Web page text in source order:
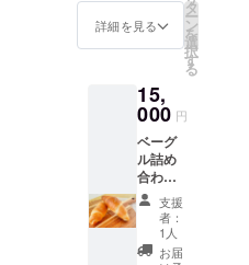
麦・乳
成分・
包する
商品に
変わり
ますの
で、同
梱する
ラベル
の記載
をご確
デリ 通
常営業
リンク
はメ
の一部
からし
か選べ
ません
が、チ
ケット
をお持
リュー
ムたっ
ト 内容
量：15
個入り
（1個あ
たり約
100g）
保存方
法：冷
凍保存
賞味期
詳細を見る
タ
ー
ン
を
選
択
す
る
15,
000 円
ベーグ
ル詰め
合わせ
セット
（25
個・全
国発
支援
者：
1人
お届